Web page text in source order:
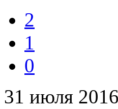
2
1
0
31 июля